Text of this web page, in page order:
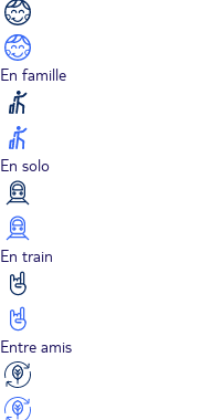
En famille
En solo
En train
Entre amis